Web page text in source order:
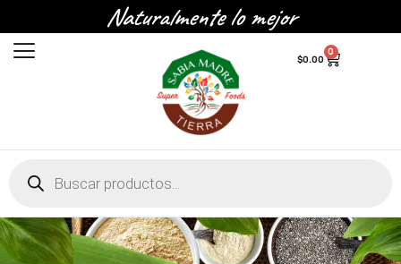
Naturalmente lo mejor
$0.00
0